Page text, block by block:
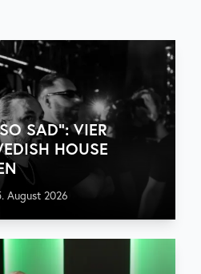
SAD“: VIER
HOUSE
August 2026